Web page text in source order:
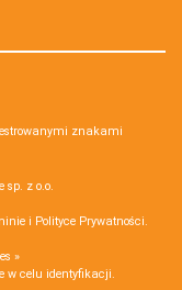
znakami
sp. z o.o.
i Polityce Prywatności.
»
w celu identyfikacji.